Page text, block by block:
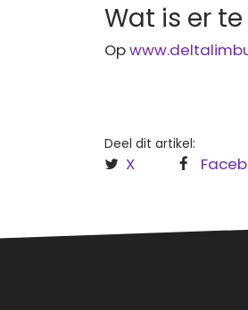
Wat is er
Op
Deel dit artikel:
X